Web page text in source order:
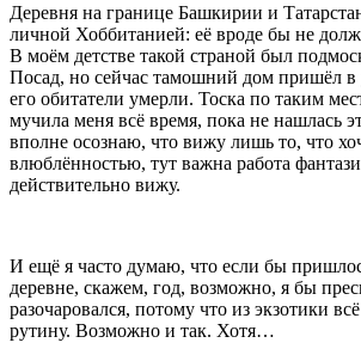
Деревня на границе Башкирии и
личной Хоббитанией: её вроде бы не
В моём детстве такой страной был
Посад, но сейчас тамошний дом пришёл в
его обитатели умерли. Тоска по таким
мучила меня всё время, пока не нашлась
вполне осознаю, что вижу лишь то, что
влюблённостью, тут важна работа
действительно вижу.
И ещё я часто думаю, что если бы
деревне, скажем, год, возможно, я бы
разочаровался, потому что из экзотики
рутину. Возможно и так. Хотя…